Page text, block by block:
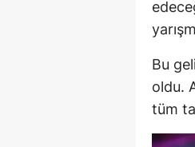
Bu
oldu.
tüm